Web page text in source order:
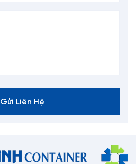
Gửi Liên Hệ